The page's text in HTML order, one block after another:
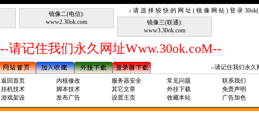
↓ 请 选 择 较 快 的 网 址 ( 镜 像 网 站 ) 登 录
镜像二(电信):
www2.30ok.com
镜像三(联通):
www3.30ok.com
--请记住我们永久网址Www.30ok.coM--
--请记住我们永久网
返回首页
内核修改 服务器安全 常见问题
联系我们
挂机技术
脚本技术 其它文章 外挂下载
免责声明
游戏架设
发布广告 设置主页 收藏本站 广告加色